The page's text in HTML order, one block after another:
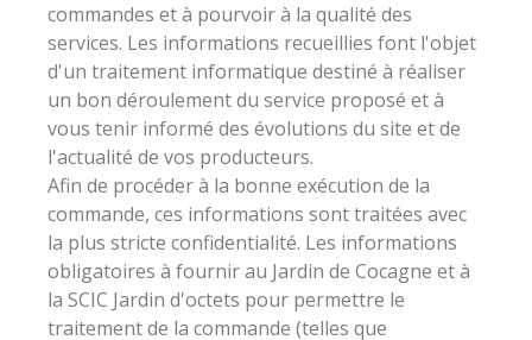
commandes et à pourvoir à la qualité des
services. Les informations recueillies font l'objet
d'un traitement informatique destiné à réaliser
un bon déroulement du service proposé et à
vous tenir informé des évolutions du site et de
l'actualité de vos producteurs.
Afin de procéder à la bonne exécution de la
commande, ces informations sont traitées avec
la plus stricte confidentialité. Les informations
obligatoires à fournir au Jardin de Cocagne et à
la SCIC Jardin d'octets pour permettre le
traitement de la commande (telles que